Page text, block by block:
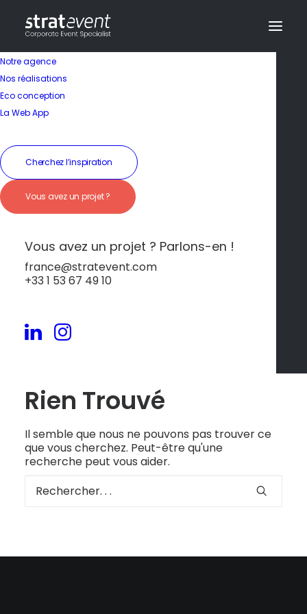
Notre agence
Nos réalisations
Eco conception
La Web App
Cherchez l’inspiration
Vous avez un projet ?
Vous avez un projet ? Parlons-en !
france@stratevent.com
+33 1 53 67 49 10
Cannes
Rien Trouvé
Il semble que nous ne pouvons pas trouver ce
que vous cherchez. Peut-être qu'une
recherche peut vous aider.